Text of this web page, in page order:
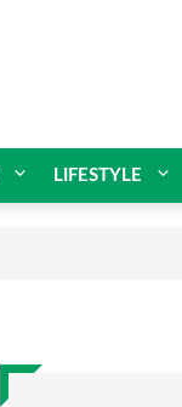
LIFESTYLE